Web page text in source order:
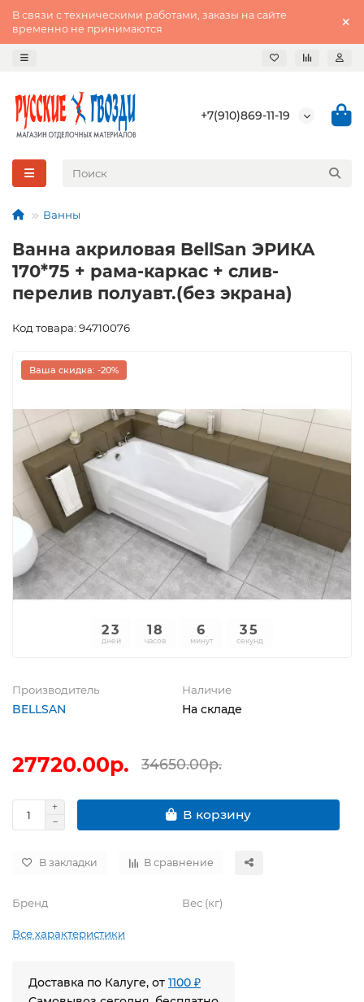
В связи с техническими работами, заказы на сайте
временно не принимаются
+7(910)869-11-19
Ванны
Ванна акриловая BellSan ЭРИКА
170*75 + рама-каркас + слив-
перелив полуавт.(без экрана)
Код товара: 94710076
Ваша скидка: -20%
23
дней
18
часов
6
минут
35
секунд
Производитель
BELLSAN
Наличие
На складе
27720.00р. 34650.00р.
В корзину
В закладки В сравнение
Бренд Вес (кг)
Все характеристики
Доставка по Калуге, от 1100 ₽